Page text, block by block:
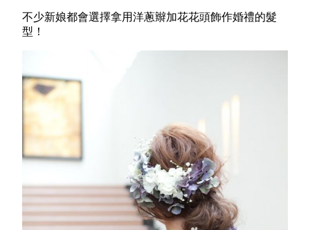
不少新娘都會選擇拿用洋蔥辮加花花頭飾作婚禮的髮
型！